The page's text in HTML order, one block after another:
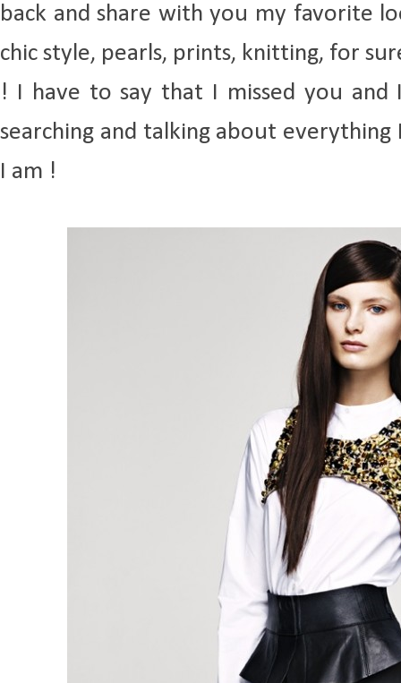
back and share with you my favorite
chic style, pearls, prints, knitting, for
! I have to say that I missed you and
searching and talking about everything
I am !